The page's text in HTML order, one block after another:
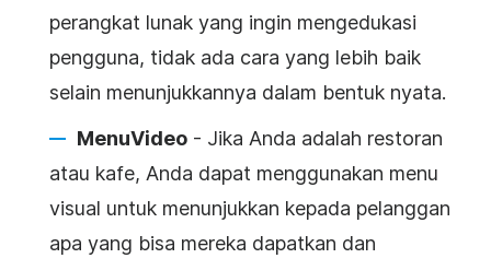
perangkat lunak yang ingin mengedukasi
pengguna, tidak ada cara yang lebih baik
selain menunjukkannya dalam bentuk nyata.
MenuVideo - Jika Anda adalah restoran
atau kafe, Anda dapat menggunakan menu
visual untuk menunjukkan kepada pelanggan
apa yang bisa mereka dapatkan dan